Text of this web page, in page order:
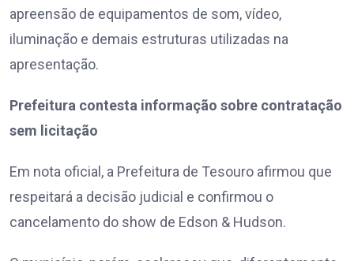
apreensão de equipamentos de som, vídeo,
iluminação e demais estruturas utilizadas na
apresentação.
Prefeitura contesta informação sobre contratação
sem licitação
Em nota oficial, a Prefeitura de Tesouro afirmou que
respeitará a decisão judicial e confirmou o
cancelamento do show de Edson & Hudson.